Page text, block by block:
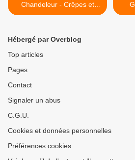
Chandeleur - Crêpes et
livres à Gogho
Hébergé par Overblog
Top articles
Pages
Contact
Signaler un abus
C.G.U.
Cookies et données personnelles
Préférences cookies